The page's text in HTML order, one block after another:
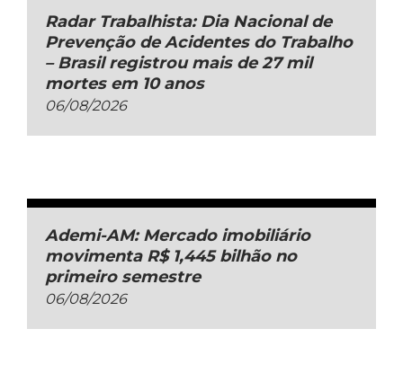
Radar Trabalhista: Dia Nacional de
Prevenção de Acidentes do Trabalho
– Brasil registrou mais de 27 mil
mortes em 10 anos
06/08/2026
Ademi-AM: Mercado imobiliário
movimenta R$ 1,445 bilhão no
primeiro semestre
06/08/2026